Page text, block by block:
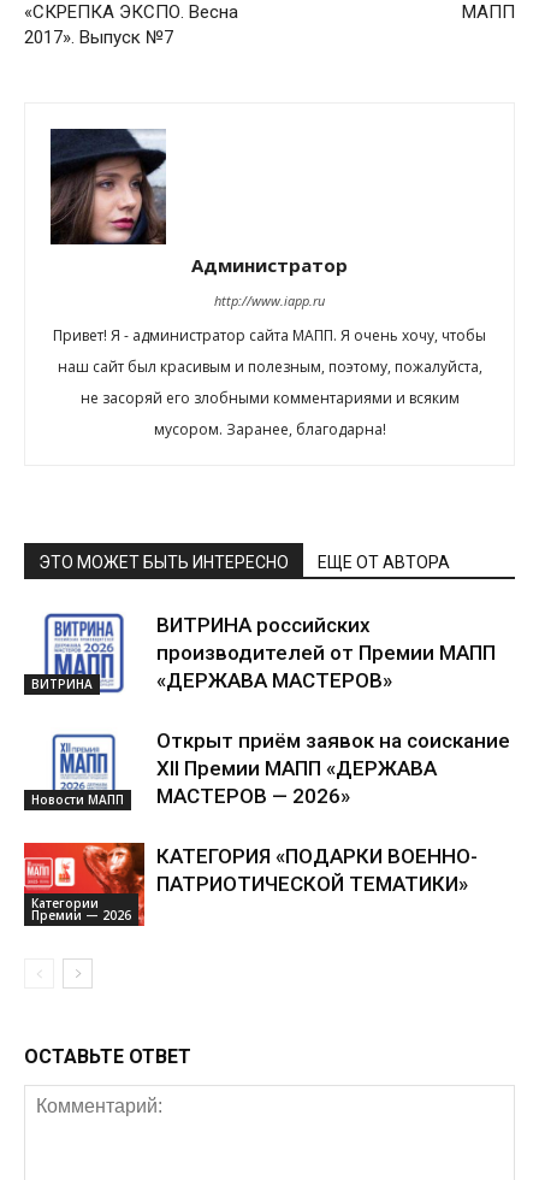
«СКРЕПКА ЭКСПО. Весна
2017». Выпуск №7
МАПП
Администратор
http://www.iapp.ru
Привет! Я - администратор сайта МАПП. Я очень хочу, чтобы
наш сайт был красивым и полезным, поэтому, пожалуйста,
не засоряй его злобными комментариями и всяким
мусором. Заранее, благодарна!
ЭТО МОЖЕТ БЫТЬ ИНТЕРЕСНО ЕЩЕ ОТ АВТОРА
ВИТРИНА
ВИТРИНА российских
производителей от Премии МАПП
«ДЕРЖАВА МАСТЕРОВ»
Новости МАПП
Открыт приём заявок на соискание
XII Премии МАПП «ДЕРЖАВА
МАСТЕРОВ — 2026»
Категории
Премии — 2026
КАТЕГОРИЯ «ПОДАРКИ ВОЕННО-
ПАТРИОТИЧЕСКОЙ ТЕМАТИКИ»
ОСТАВЬТЕ ОТВЕТ